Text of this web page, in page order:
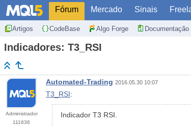
Fórum Mercado Sinais
Artigos CodeBase Algo Forge Documentação
Indicadores: T3_RSI
Administrador
111636
Automated-Trading 2016.05.30 10:07
T3_RSI:
Indicador T3 RSI.